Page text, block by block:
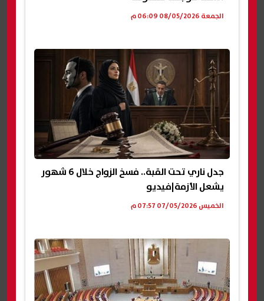
الجمعة 08/05/2026 06:09 م
جدل ناري تحت القبة.. فسخ الزواج خلال 6 شهور
يشعل الأزمة|فيديو
الخميس 07/05/2026 07:57 م